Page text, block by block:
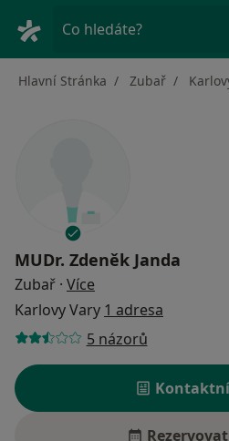
Co hledáte?
Hlavní Stránka Zubař
MUDr. Zdeněk Janda
Zubař · Více
Karlovy Vary 1 adresa
5 názorů